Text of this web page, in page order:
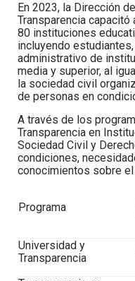
En 2023, la Dirección
Transparencia capacitó
80 instituciones
incluyendo
administrativo de
media y superior, al
la sociedad civil
de personas en
A través de los
Transparencia en
Sociedad Civil y
condiciones,
conocimientos sobre el
Programa
Universidad y
Transparencia